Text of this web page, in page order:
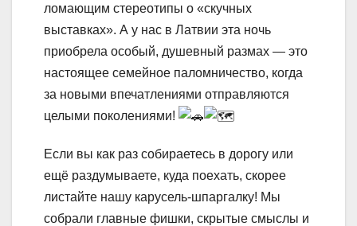
ломающим стереотипы о «скучных
выставках». А у нас в Латвии эта ночь
приобрела особый, душевный размах — это
настоящее семейное паломничество, когда
за новыми впечатлениями отправляются
целыми поколениями!
Если вы как раз собираетесь в дорогу или
ещё раздумываете, куда поехать, скорее
листайте нашу карусель-шпаргалку! Мы
собрали главные фишки, скрытые смыслы и